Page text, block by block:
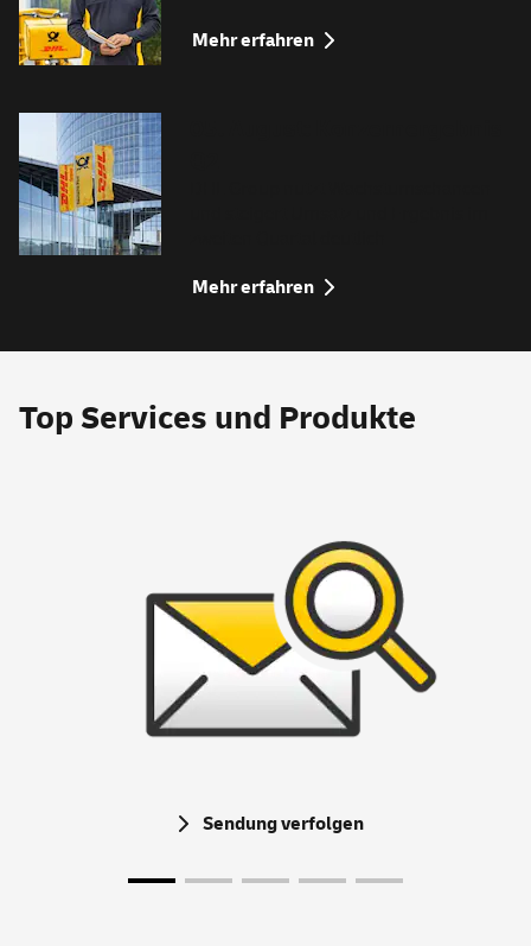
Mehr erfahren
Mehr erfahren
Top Services und Produkte
Sendung verfolgen